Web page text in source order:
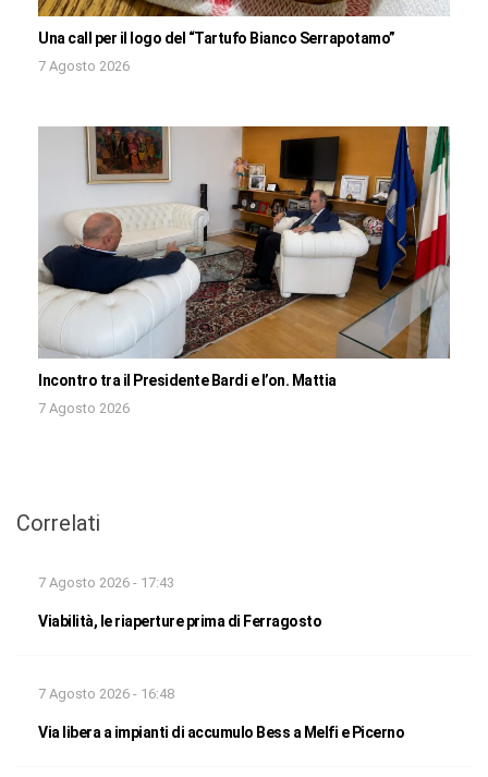
Una call per il logo del “Tartufo Bianco Serrapotamo”
7 Agosto 2026
Incontro tra il Presidente Bardi e l’on. Mattia
7 Agosto 2026
Correlati
7 Agosto 2026 - 17:43
Viabilità, le riaperture prima di Ferragosto
7 Agosto 2026 - 16:48
Via libera a impianti di accumulo Bess a Melfi e Picerno